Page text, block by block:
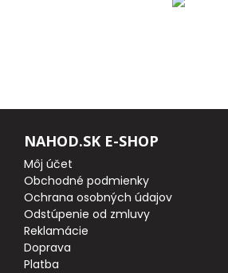
NAHOD.SK E-SHOP
Môj účet
Obchodné podmienky
Ochrana osobných údajov
Odstúpenie od zmluvy
Reklamácie
Doprava
Platba
MATCHOVÉ A BOLOGNESOVÉ
CESTOVNÉ PRÚTY
DOPLNKY K PRÚTOM
Udice na dierky